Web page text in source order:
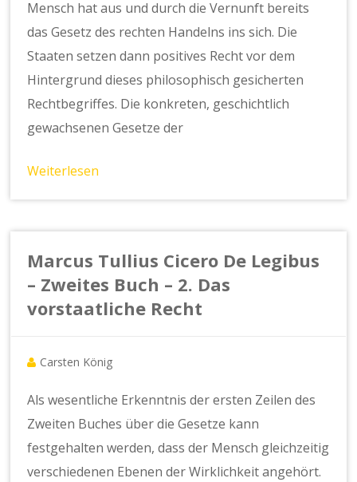
Mensch hat aus und durch die Vernunft bereits
das Gesetz des rechten Handelns ins sich. Die
Staaten setzen dann positives Recht vor dem
Hintergrund dieses philosophisch gesicherten
Rechtbegriffes. Die konkreten, geschichtlich
gewachsenen Gesetze der
Weiterlesen
Marcus Tullius Cicero De Legibus
– Zweites Buch – 2. Das
vorstaatliche Recht
Carsten König
Als wesentliche Erkenntnis der ersten Zeilen des
Zweiten Buches über die Gesetze kann
festgehalten werden, dass der Mensch gleichzeitig
verschiedenen Ebenen der Wirklichkeit angehört.